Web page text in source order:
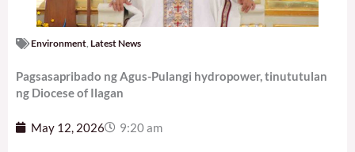
Environment Latest News
Pagsasapribado ng Agus-Pulangi hydropower, tinututulan
ng Diocese of Ilagan
May 12, 2026 9:20 am